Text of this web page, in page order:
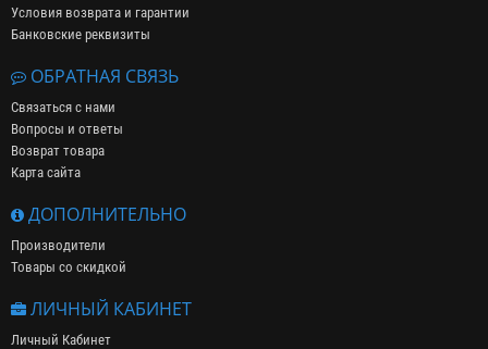
Условия возврата и гарантии
Банковские реквизиты
ОБРАТНАЯ СВЯЗЬ
Связаться с нами
Вопросы и ответы
Возврат товара
Карта сайта
ДОПОЛНИТЕЛЬНО
Производители
Товары со скидкой
ЛИЧНЫЙ КАБИНЕТ
Личный Кабинет